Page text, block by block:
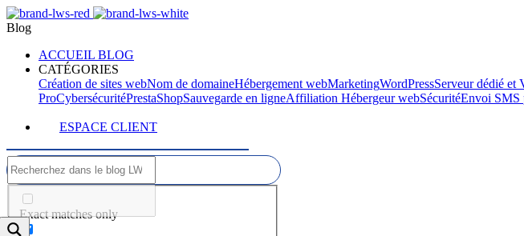
Blog
ACCUEIL BLOG
CATÉGORIES
Création de sites webNom de domaineHébergement webMarketingWordPressServeur dédié et
ProCybersécuritéPrestaShopSauvegarde en ligneAffiliation Hébergeur webSécuritéEnvoi SMS
ESPACE CLIENT
Exact matches only